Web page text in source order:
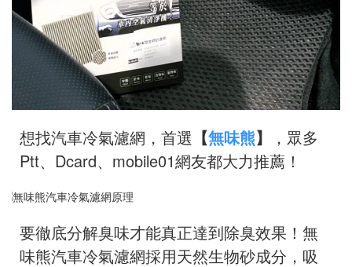
想找汽車冷氣濾網，首選 【無味熊】
，眾多
Ptt、Dcard、mobile01網友都大力推薦！
要徹底分解臭味才能真正達到除臭效果！無
味熊汽車冷氣濾網採用天然生物砂成分，吸